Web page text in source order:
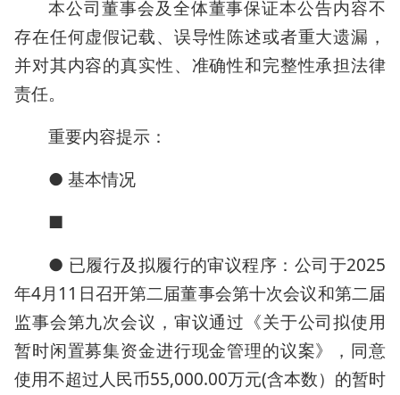
本公司董事会及全体董事保证本公告内容不
存在任何虚假记载、误导性陈述或者重大遗漏，
并对其内容的真实性、准确性和完整性承担法律
责任。
重要内容提示：
● 基本情况
■
● 已履行及拟履行的审议程序：公司于2025
年4月11日召开第二届董事会第十次会议和第二届
监事会第九次会议，审议通过《关于公司拟使用
暂时闲置募集资金进行现金管理的议案》，同意
使用不超过人民币55,000.00万元(含本数）的暂时